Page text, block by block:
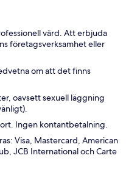
värd. Att erbjuda
företagsverksamhet eller
om att det finns
oavsett sexuell läggning
Ingen kontantbetalning.
Visa, Mastercard, American
JCB International och Carte